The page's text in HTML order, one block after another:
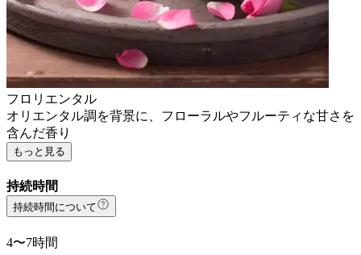
フロリエンタル
オリエンタル調を背景に、フローラルやフルーティな甘さを
含んだ香り
もっと見る
持続時間
持続時間について
4〜7時間